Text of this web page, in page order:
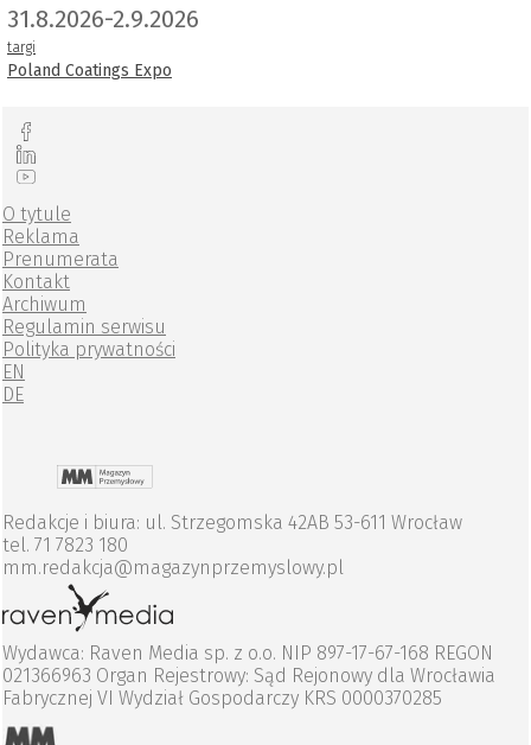
31.8.2026-2.9.2026
targi
Poland Coatings Expo
O tytule
Reklama
Prenumerata
Kontakt
Archiwum
Regulamin serwisu
Polityka prywatności
EN
DE
Redakcje i biura: ul. Strzegomska 42AB 53-611 Wrocław
tel. 71 7823 180
mm.redakcja@magazynprzemyslowy.pl
Wydawca: Raven Media sp. z o.o. NIP 897-17-67-168 REGON
021366963 Organ Rejestrowy: Sąd Rejonowy dla Wrocławia
Fabrycznej VI Wydział Gospodarczy KRS 0000370285